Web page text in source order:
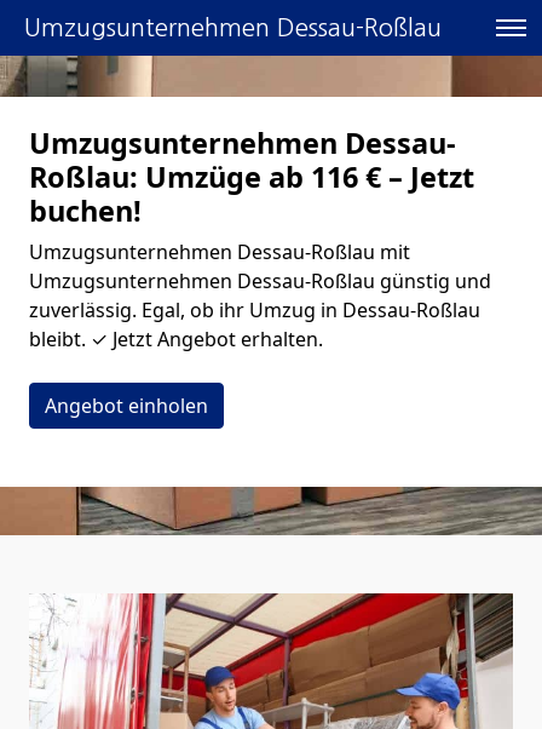
Umzugsunternehmen Dessau-Roßlau
Umzugsunternehmen Dessau-
Roßlau: Umzüge ab 116 € – Jetzt
buchen!
Umzugsunternehmen Dessau-Roßlau mit
Umzugsunternehmen Dessau-Roßlau günstig und
zuverlässig. Egal, ob ihr Umzug in Dessau-Roßlau
bleibt. ✓ Jetzt Angebot erhalten.
Angebot einholen